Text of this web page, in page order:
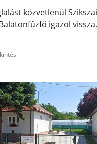
közvetlenül Szikszai
igazol vissza.